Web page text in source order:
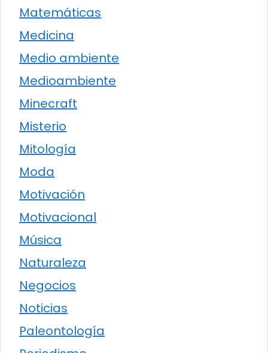
Matemáticas
Medicina
Medio ambiente
Medioambiente
Minecraft
Misterio
Mitología
Moda
Motivación
Motivacional
Música
Naturaleza
Negocios
Noticias
Paleontología